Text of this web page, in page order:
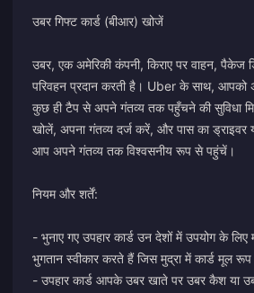
उबर गिफ्ट कार्ड (बीआर) खोजें
उबर, एक अमेरिकी कंपनी, किराए पर वाहन, पैकेज
परिवहन प्रदान करती है। Uber के साथ, आपको
कुछ ही टैप से अपने गंतव्य तक पहुँचने की सुविधा
खोलें, अपना गंतव्य दर्ज करें, और पास का ड्राइवर
आप अपने गंतव्य तक विश्वसनीय रूप से पहुंचें।
नियम और शर्तें:
- भुनाए गए उपहार कार्ड उन देशों में उपयोग के लिए
भुगतान स्वीकार करते हैं जिस मुद्रा में कार्ड मूल रूप
- उपहार कार्ड आपके उबर खाते पर उबर कैश या